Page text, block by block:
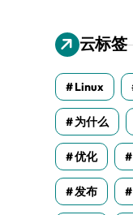
云标签
Linux
为什么
优化
发布